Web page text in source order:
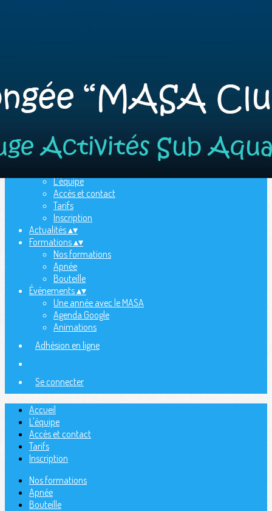
Ajoutez un logo, un bouton, des réseaux sociaux
Cliquez pour éditer
Le club▴ ▾
L'équipe
Accès et contact
Tarifs
Inscription
Actualités▴▾
Formations▴▾
Nos formations
Apnée
Bouteille
Événements▴▾
Une année avec le MASA
Agenda Google
Animations
Adhésion en ligne
Se connecter
Accueil
L'équipe
Accès et contact
Tarifs
Inscription
Nos formations
Apnée
Bouteille